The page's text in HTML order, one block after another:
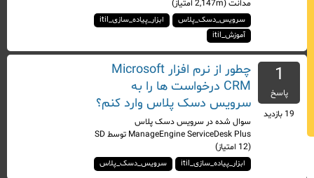
مدانت(
2,147mامتیاز)
سرویس_دسک_پلاس
ابزار_پیاده_سازی_itil
آموزش_itil
پاسخ
19بازدید
چطور از نرم افزار Microsoft
CRM درخواست ها را به
سرویس دسک پلاس وارد کنم؟
سوال شدهدرسرویس دسک پلاس
ManageEngine ServiceDesk PlusتوسطSD
12امتیاز)
ابزار_پیاده_سازی_itil سرویس_دسک_پلاس